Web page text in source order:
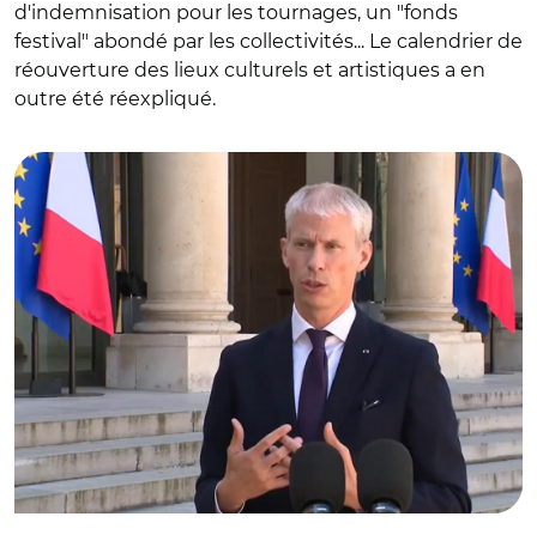
d'indemnisation pour les tournages, un "fonds
festival" abondé par les collectivités... Le calendrier de
réouverture des lieux culturels et artistiques a en
outre été réexpliqué.